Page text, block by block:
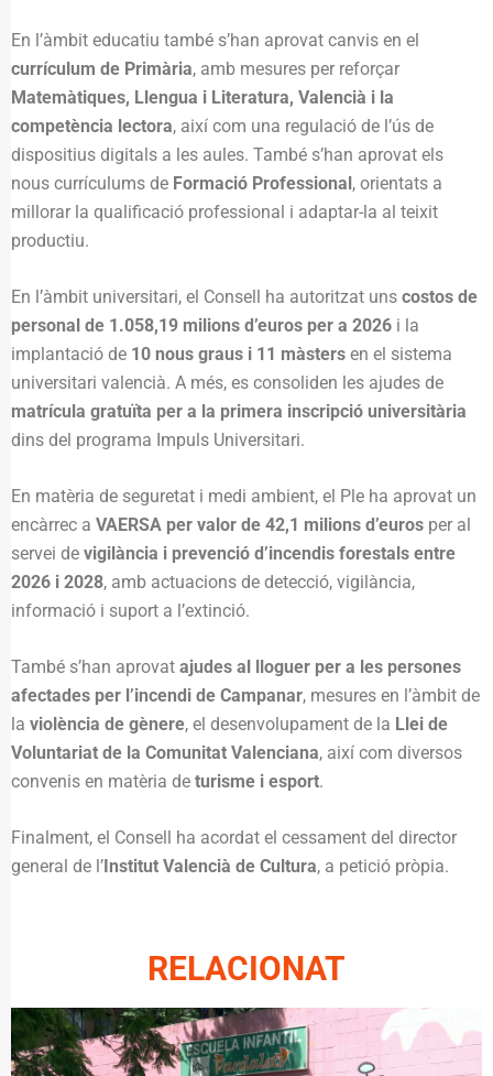
En l’àmbit educatiu també s’han aprovat canvis en el
currículum de Primària, amb mesures per reforçar
Matemàtiques, Llengua i Literatura, Valencià i la
competència lectora, així com una regulació de l’ús de
dispositius digitals a les aules. També s’han aprovat els
nous currículums de Formació Professional, orientats a
millorar la qualificació professional i adaptar-la al teixit
productiu.
En l’àmbit universitari, el Consell ha autoritzat uns costos de
personal de 1.058,19 milions d’euros per a 2026 i la
implantació de 10 nous graus i 11 màsters en el sistema
universitari valencià. A més, es consoliden les ajudes de
matrícula gratuïta per a la primera inscripció universitària
dins del programa Impuls Universitari.
En matèria de seguretat i medi ambient, el Ple ha aprovat un
encàrrec a VAERSA per valor de 42,1 milions d’euros per al
servei de vigilància i prevenció d’incendis forestals entre
2026 i 2028, amb actuacions de detecció, vigilància,
informació i suport a l’extinció.
També s’han aprovat ajudes al lloguer per a les persones
afectades per l’incendi de Campanar, mesures en l’àmbit de
la violència de gènere, el desenvolupament de la Llei de
Voluntariat de la Comunitat Valenciana, així com diversos
convenis en matèria de turisme i esport.
Finalment, el Consell ha acordat el cessament del director
general de l’Institut Valencià de Cultura, a petició pròpia.
RELACIONAT